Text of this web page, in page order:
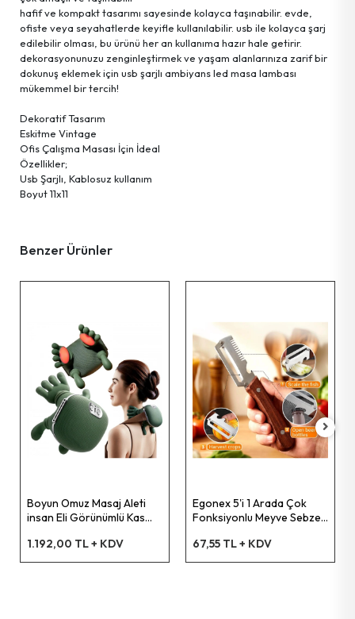
Pet Shop Ürünleri
Kişisel Güvenlik Ürünleri
Kişisel Bakım Aletleri
Güvenlik Ürünleri
Ev & Ofis Dekor Ürünleri
Bahçe El Aletleri
hafif ve kompakt tasarımı sayesinde kolayca taşınabilir. evde,
ofiste veya seyahatlerde keyifle kullanılabilir. usb ile kolayca şarj
edilebilir olması, bu ürünü her an kullanıma hazır hale getirir.
dekorasyonunuzu zenginleştirmek ve yaşam alanlarınıza zarif bir
dokunuş eklemek için usb şarjlı ambiyans led masa lambası
mükemmel bir tercih!
Dekoratif Tasarım
Eskitme Vintage
Ofis Çalışma Masası İçin İdeal
Özellikler;
Usb Şarjlı, Kablosuz kullanım
Boyut 11x11
Benzer Ürünler
Boyun Omuz Masaj Aleti
insan Eli Görünümlü Kas
1.192,00 TL + KDV
Egonex 5'i 1 Arada Çok
Fonksiyonlu Meyve Sebze
ve Şişe Açacağı – Ahşap
Saplı Paslanmaz Çelik
67,55 TL + KDV